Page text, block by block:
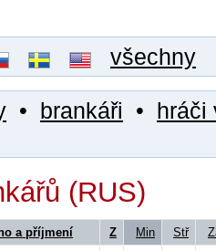
všechny
• brankáři • hráči
(RUS)
a příjmení Z Min Stř